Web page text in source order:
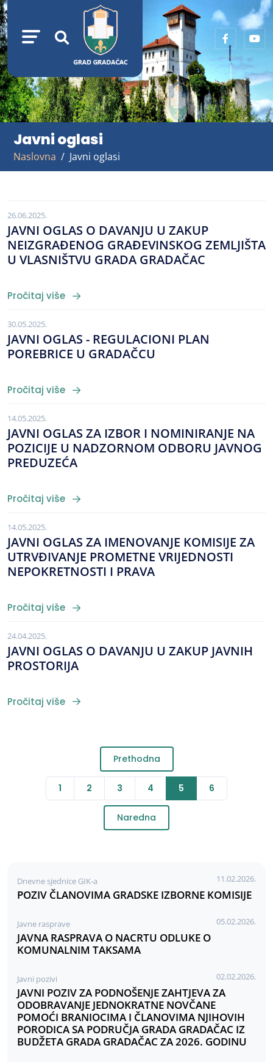
Javni oglasi
Naslovna Javni oglasi
26.06.2025.
JAVNI OGLAS O DAVANJU U ZAKUP
NEIZGRAĐENOG GRAĐEVINSKOG ZEMLJIŠTA
U VLASNIŠTVU GRADA GRADAČAC
Pročitaj više
30.05.2025.
JAVNI OGLAS - REGULACIONI PLAN
POREBRICE U GRADAČCU
Pročitaj više
14.05.2025.
JAVNI OGLAS ZA IZBOR I NOMINIRANJE NA
POZICIJE U NADZORNOM ODBORU JAVNOG
PREDUZEĆA
Pročitaj više
14.05.2025.
JAVNI OGLAS ZA IMENOVANJE KOMISIJE ZA
UTRVĐIVANJE PROMETNE VRIJEDNOSTI
NEPOKRETNOSTI I PRAVA
Pročitaj više
24.04.2025.
JAVNI OGLAS O DAVANJU U ZAKUP JAVNIH
PROSTORIJA
Pročitaj više
Prethodna
1 2 3 4 5 6
Naredna
Dnevne sjednice GIK-a 11.02.2026.
POZIV ČLANOVIMA GRADSKE IZBORNE KOMISIJE
Javne rasprave 05.02.2026.
JAVNA RASPRAVA O NACRTU ODLUKE O
KOMUNALNIM TAKSAMA
Javni pozivi 02.02.2026.
JAVNI POZIV ZA PODNOŠENJE ZAHTJEVA ZA
ODOBRAVANJE JEDNOKRATNE NOVČANE
POMOĆI BRANIOCIMA I ČLANOVIMA NJIHOVIH
PORODICA SA PODRUČJA GRADA GRADAČAC IZ
BUDŽETA GRADA GRADAČAC ZA 2026. GODINU